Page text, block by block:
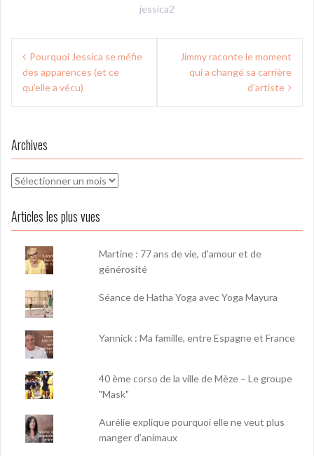
jessica2
Navigation
de
l’article
Pourquoi Jessica se méfie
des apparences (et ce
qu’elle a vécu)
Jimmy raconte le moment
qui a changé sa carrière
d’artiste
Archives
Archives
Articles les plus vues
Martine : 77 ans de vie, d'amour et de
générosité
Séance de Hatha Yoga avec Yoga Mayura
Yannick : Ma famille, entre Espagne et France
40 ème corso de la ville de Mèze – Le groupe
"Mask"
Aurélie explique pourquoi elle ne veut plus
manger d’animaux